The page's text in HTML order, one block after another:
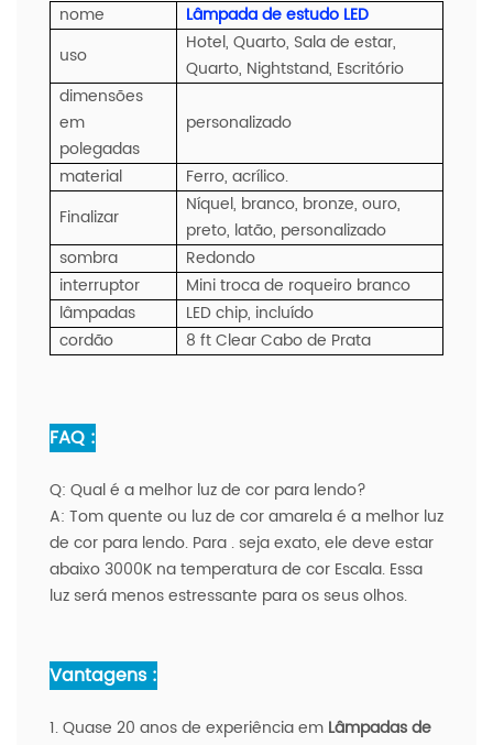
nome
Lâmpada de estudo LED
uso
Hotel, Quarto, Sala de estar,
Quarto, Nightstand, Escritório
dimensões
em
polegadas
personalizado
material
Ferro, acrílico.
Finalizar
Níquel, branco, bronze, ouro,
preto, latão, personalizado
sombra
Redondo
interruptor
Mini troca de roqueiro branco
lâmpadas
LED chip, incluído
cordão
8 ft Clear Cabo de Prata
FAQ :
Q: Qual é a melhor luz de cor para lendo?
A: Tom quente ou luz de cor amarela é a melhor luz
de cor para lendo. Para . seja exato, ele deve estar
abaixo 3000K na temperatura de cor Escala. Essa
luz será menos estressante para os seus olhos.
Vantagens :
1. Quase 20 anos de experiência em Lâmpadas de